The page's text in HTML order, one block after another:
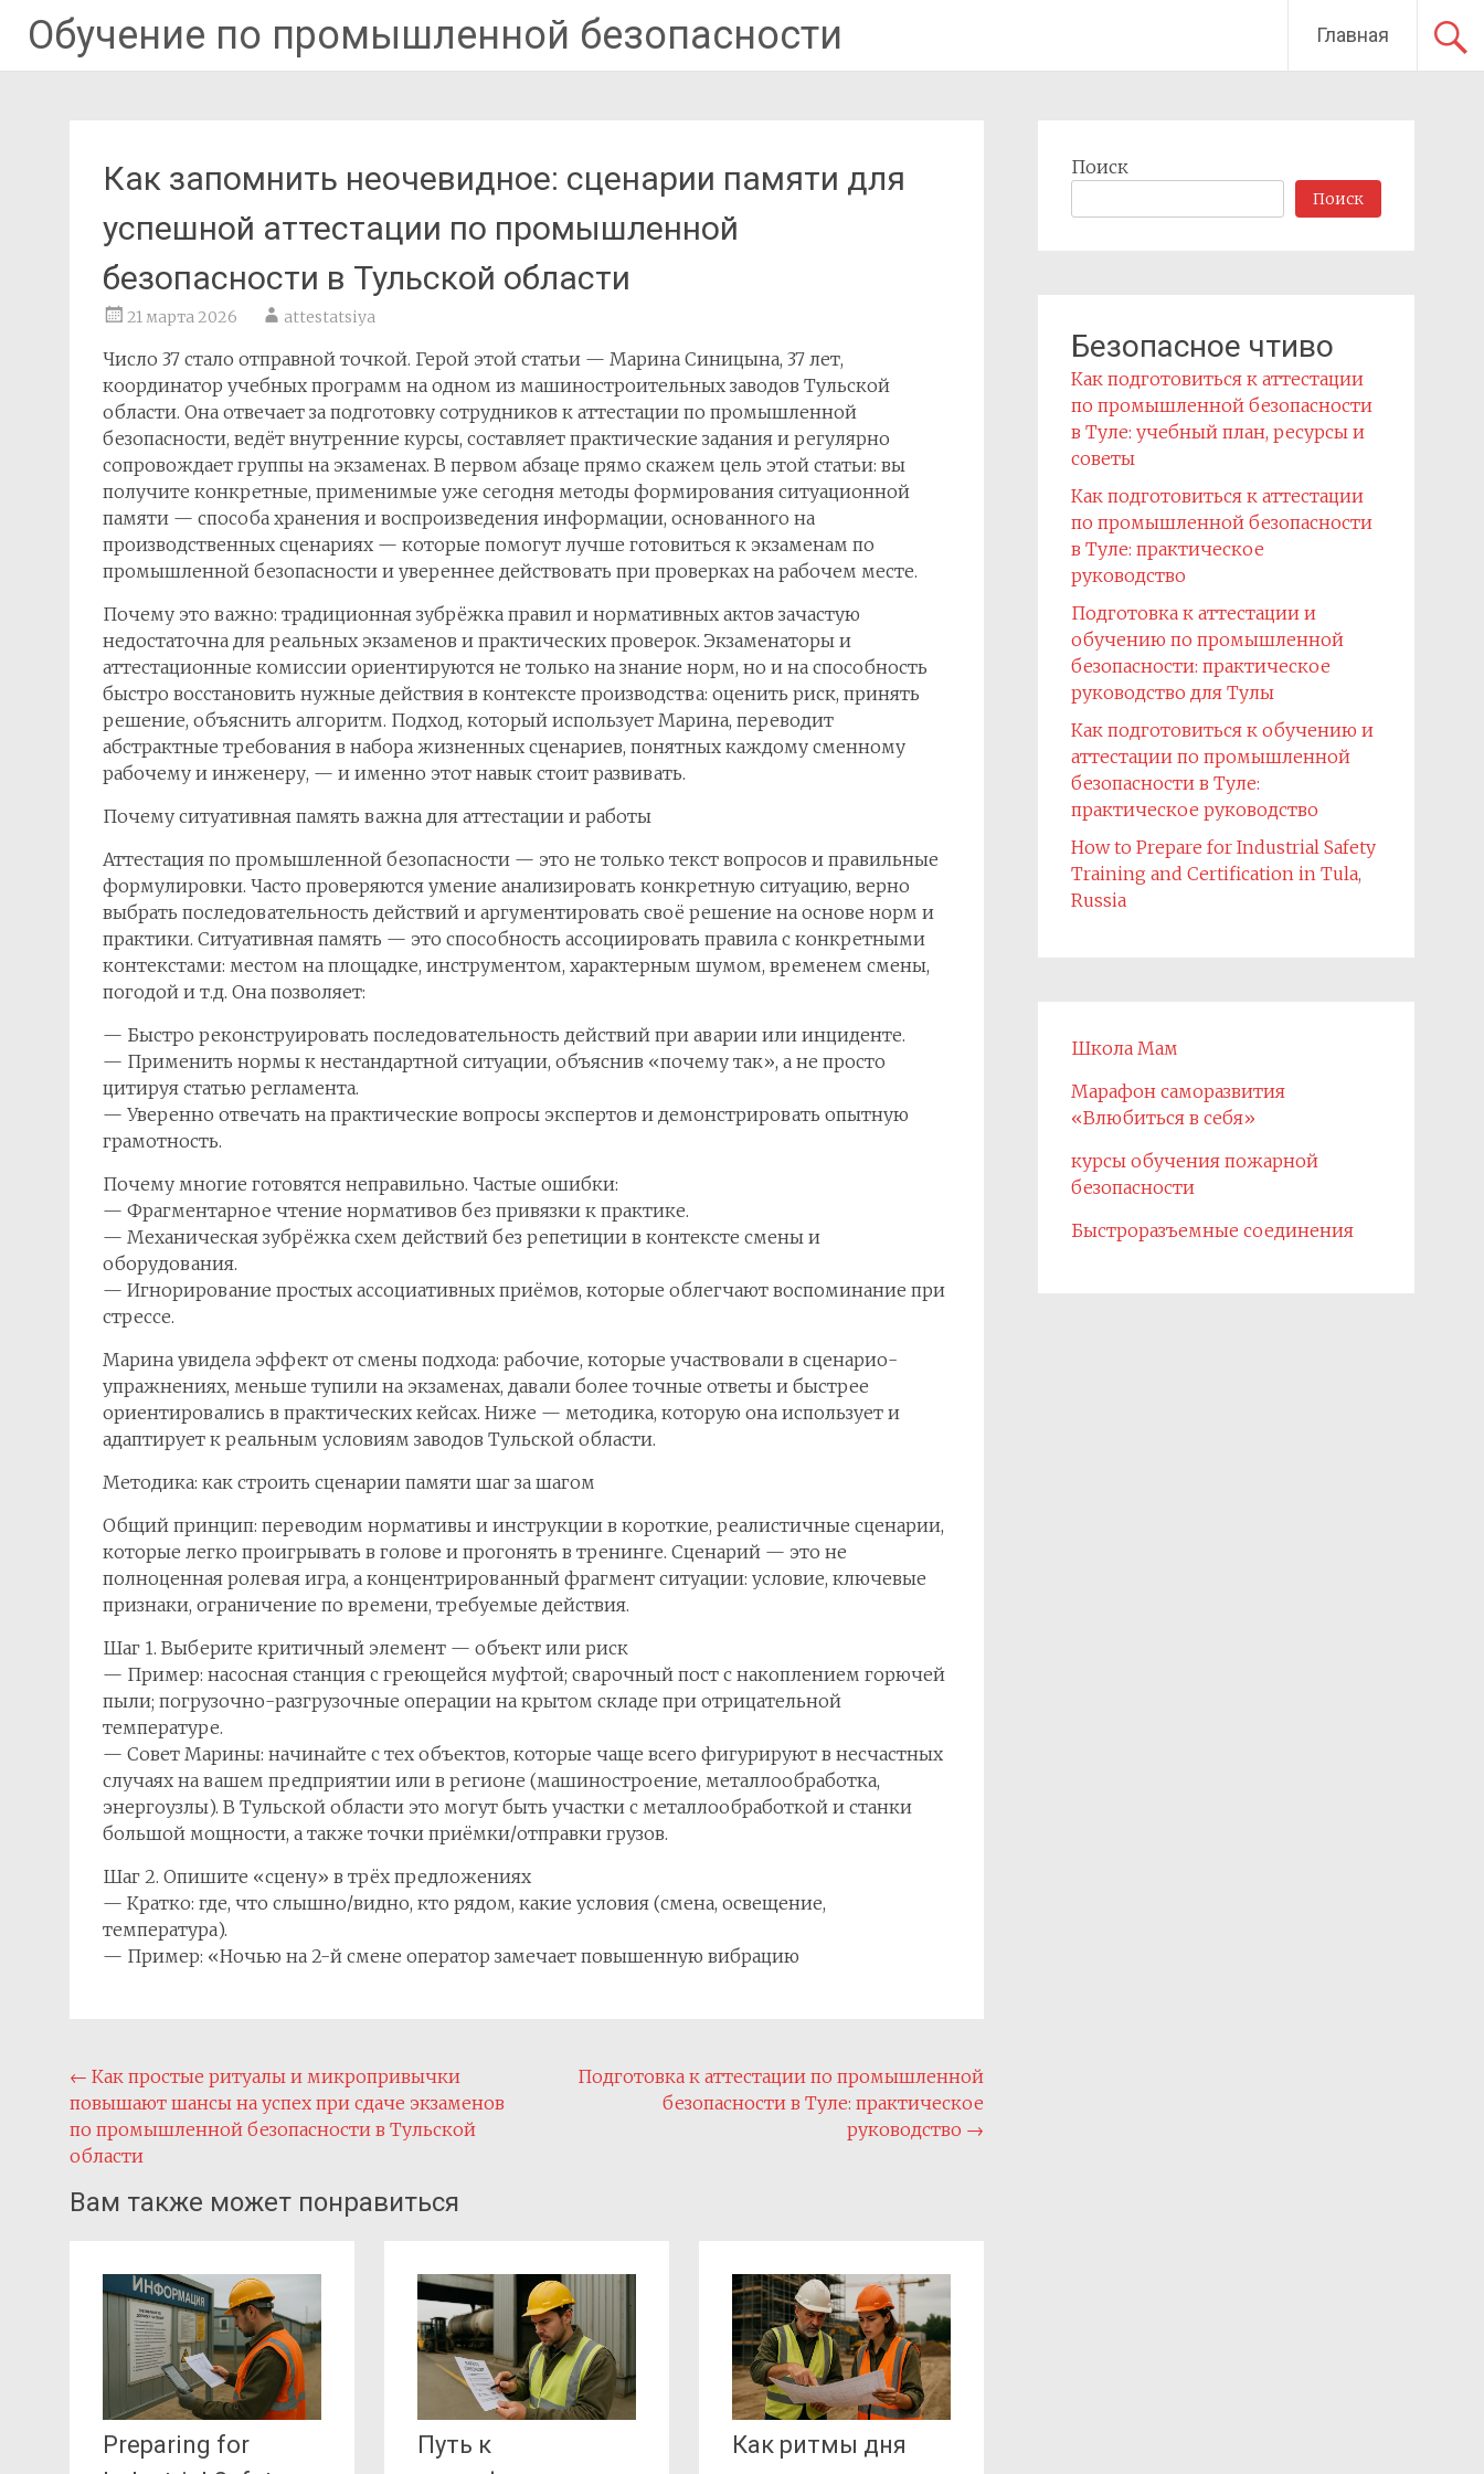
Обучение по промышленной безопасности Главная
Как запомнить неочевидное: сценарии памяти для
успешной аттестации по промышленной
безопасности в Тульской области
21 марта 2026 attestatsiya
Число 37 стало отправной точкой. Герой этой статьи — Марина Синицына, 37 лет,
координатор учебных программ на одном из машиностроительных заводов Тульской
области. Она отвечает за подготовку сотрудников к аттестации по промышленной
безопасности, ведёт внутренние курсы, составляет практические задания и регулярно
сопровождает группы на экзаменах. В первом абзаце прямо скажем цель этой статьи: вы
получите конкретные, применимые уже сегодня методы формирования ситуационной
памяти — способа хранения и воспроизведения информации, основанного на
производственных сценариях — которые помогут лучше готовиться к экзаменам по
промышленной безопасности и увереннее действовать при проверках на рабочем месте.
Почему это важно: традиционная зубрёжка правил и нормативных актов зачастую
недостаточна для реальных экзаменов и практических проверок. Экзаменаторы и
аттестационные комиссии ориентируются не только на знание норм, но и на способность
быстро восстановить нужные действия в контексте производства: оценить риск, принять
решение, объяснить алгоритм. Подход, который использует Марина, переводит
абстрактные требования в набора жизненных сценариев, понятных каждому сменному
рабочему и инженеру, — и именно этот навык стоит развивать.
Почему ситуативная память важна для аттестации и работы
Аттестация по промышленной безопасности — это не только текст вопросов и правильные
формулировки. Часто проверяются умение анализировать конкретную ситуацию, верно
выбрать последовательность действий и аргументировать своё решение на основе норм и
практики. Ситуативная память — это способность ассоциировать правила с конкретными
контекстами: местом на площадке, инструментом, характерным шумом, временем смены,
погодой и т.д. Она позволяет:
— Быстро реконструировать последовательность действий при аварии или инциденте.
— Применить нормы к нестандартной ситуации, объяснив «почему так», а не просто
цитируя статью регламента.
— Уверенно отвечать на практические вопросы экспертов и демонстрировать опытную
грамотность.
Почему многие готовятся неправильно. Частые ошибки:
— Фрагментарное чтение нормативов без привязки к практике.
— Механическая зубрёжка схем действий без репетиции в контексте смены и
оборудования.
— Игнорирование простых ассоциативных приёмов, которые облегчают воспоминание при
стрессе.
Марина увидела эффект от смены подхода: рабочие, которые участвовали в сценарио-
упражнениях, меньше тупили на экзаменах, давали более точные ответы и быстрее
ориентировались в практических кейсах. Ниже — методика, которую она использует и
адаптирует к реальным условиям заводов Тульской области.
Методика: как строить сценарии памяти шаг за шагом
Общий принцип: переводим нормативы и инструкции в короткие, реалистичные сценарии,
которые легко проигрывать в голове и прогонять в тренинге. Сценарий — это не
полноценная ролевая игра, а концентрированный фрагмент ситуации: условие, ключевые
признаки, ограничение по времени, требуемые действия.
Шаг 1. Выберите критичный элемент — объект или риск
— Пример: насосная станция с греющейся муфтой; сварочный пост с накоплением горючей
пыли; погрузочно-разгрузочные операции на крытом складе при отрицательной
температуре.
— Совет Марины: начинайте с тех объектов, которые чаще всего фигурируют в несчастных
случаях на вашем предприятии или в регионе (машиностроение, металлообработка,
энергоузлы). В Тульской области это могут быть участки с металлообработкой и станки
большой мощности, а также точки приёмки/отправки грузов.
Шаг 2. Опишите «сцену» в трёх предложениях
— Кратко: где, что слышно/видно, кто рядом, какие условия (смена, освещение,
температура).
— Пример: «Ночью на 2-й смене оператор замечает повышенную вибрацию
Навигация
по
записям
← Как простые ритуалы и микропривычки
повышают шансы на успех при сдаче экзаменов
по промышленной безопасности в Тульской
области
Подготовка к аттестации по промышленной
безопасности в Туле: практическое
руководство →
Вам также может понравиться
Preparing for
Путь к
Как ритмы дня
Поиск
Поиск
Безопасное чтиво
Как подготовиться к аттестации
по промышленной безопасности
в Туле: учебный план, ресурсы и
советы
Как подготовиться к аттестации
по промышленной безопасности
в Туле: практическое
руководство
Подготовка к аттестации и
обучению по промышленной
безопасности: практическое
руководство для Тулы
Как подготовиться к обучению и
аттестации по промышленной
безопасности в Туле:
практическое руководство
How to Prepare for Industrial Safety
Training and Certification in Tula,
Russia
Школа Мам
Марафон саморазвития
«Влюбиться в себя»
курсы обучения пожарной
безопасности
Быстроразъемные соединения